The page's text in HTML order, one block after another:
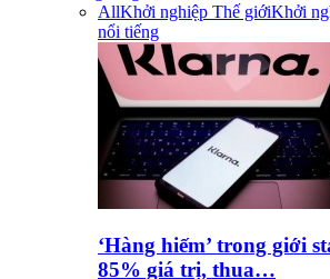
AllKhởi nghiệp Thế giớiKhởi
nổi tiếng
‘Hàng hiếm’ trong giới
85% giá trị, thua…